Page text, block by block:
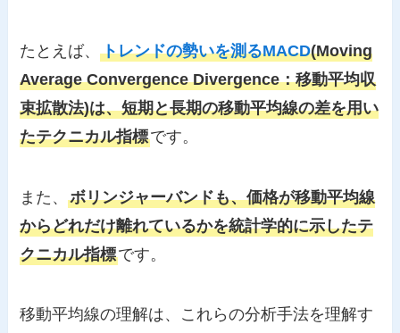
たとえば、トレンドの勢いを測るMACD(Moving
Average Convergence Divergence：移動平均収
束拡散法)は、短期と長期の移動平均線の差を用い
たテクニカル指標です。
また、ボリンジャーバンドも、価格が移動平均線
からどれだけ離れているかを統計学的に示したテ
クニカル指標です。
移動平均線の理解は、これらの分析手法を理解す